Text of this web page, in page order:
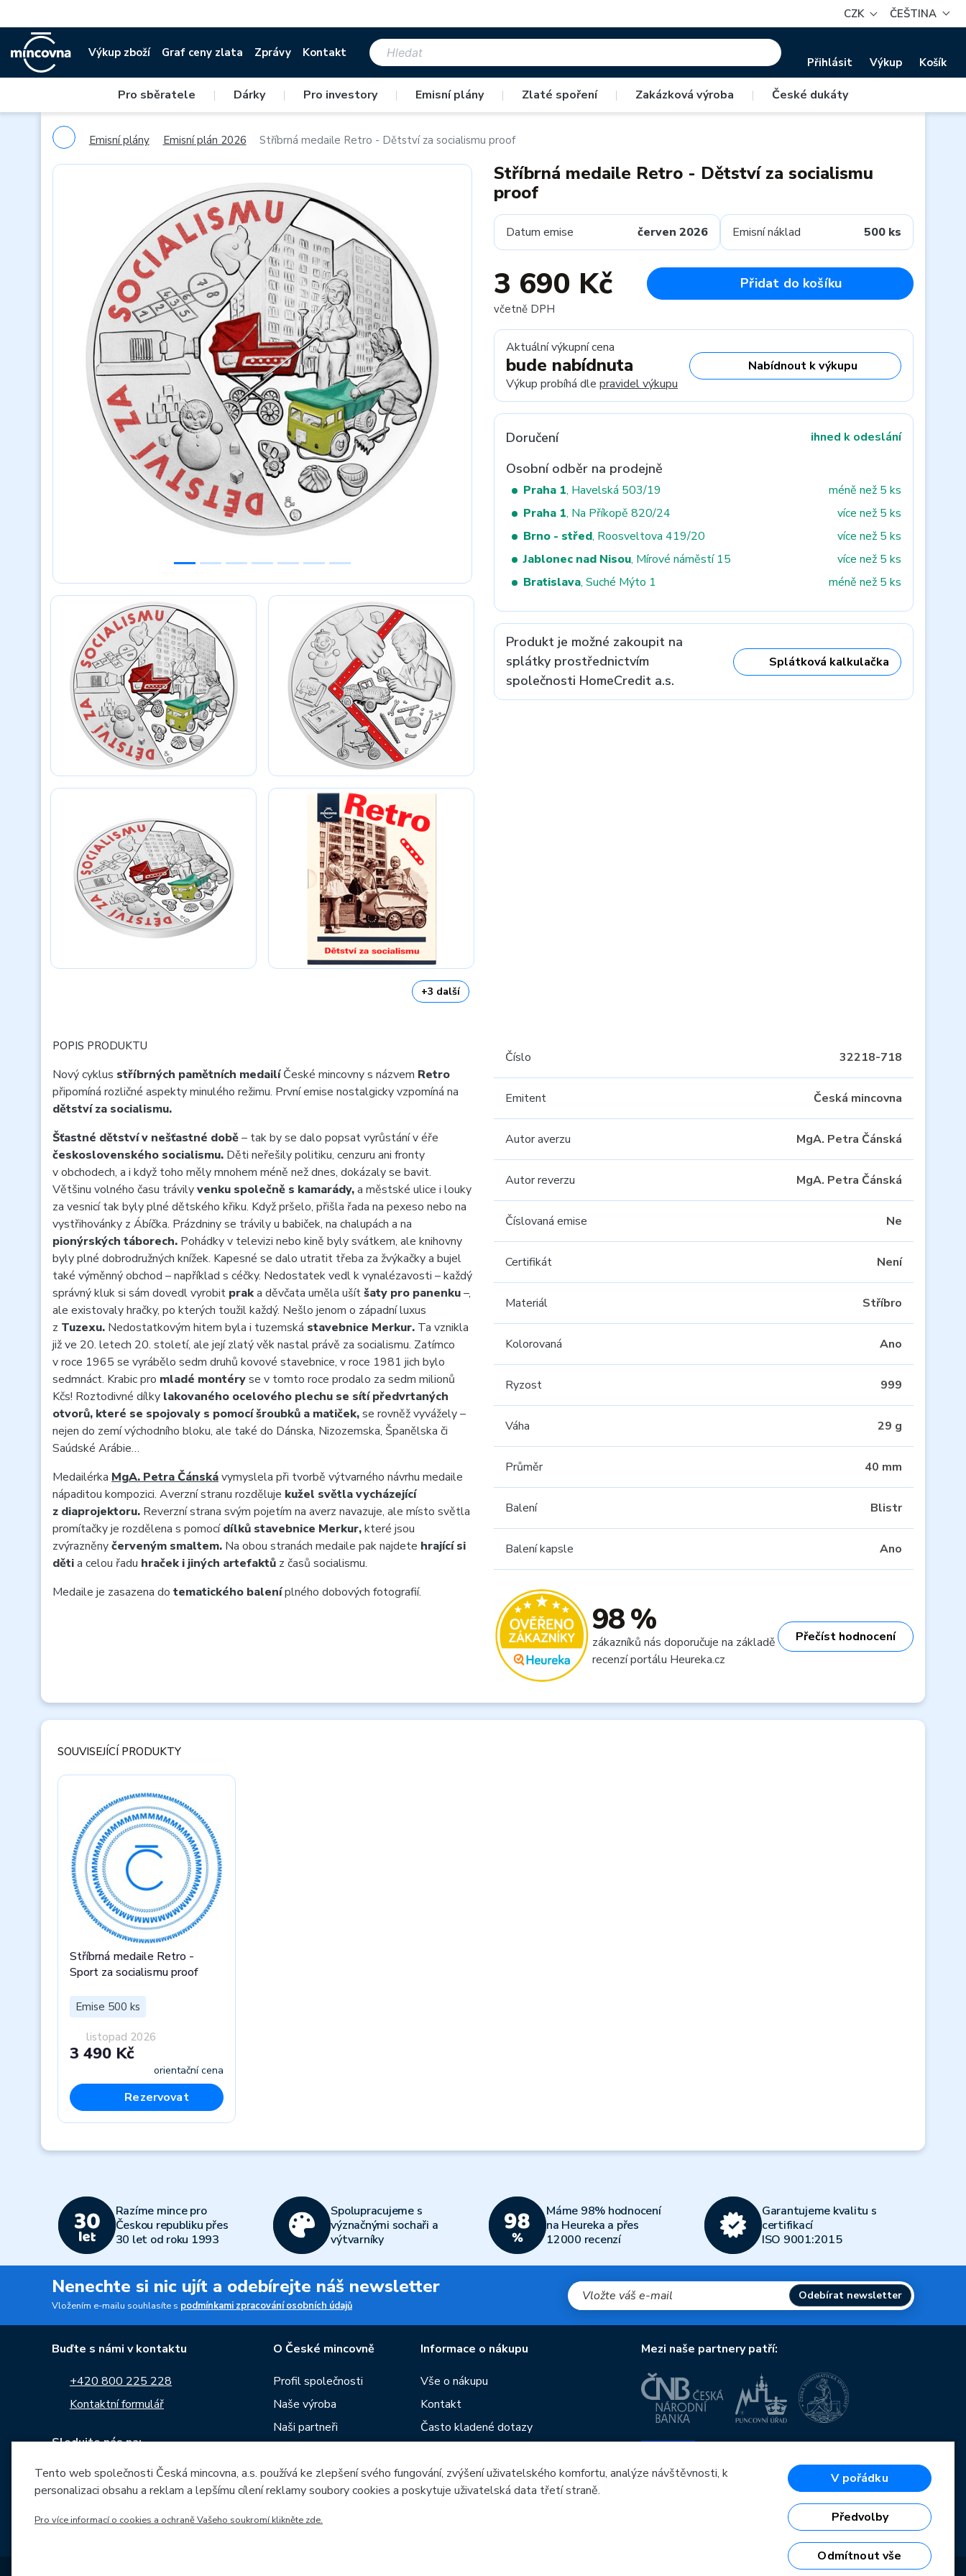
CZK ČEŠTINA
Výkup zboží Graf ceny zlata Zprávy Kontakt
Přihlásit Výkup Košík
Pro sběratele | Dárky | Pro investory | Emisní plány | Zlaté spoření | Zakázková výroba | České dukáty
Emisní plány Emisní plán 2026 Stříbrná medaile Retro - Dětství za socialismu proof
Previous
+3 další
Stříbrná medaile Retro - Dětství za socialismu
proof
Datum emise červen 2026 Emisní náklad 500 ks
3 690 Kč
včetně DPH
Přidat do košíku
Aktuální výkupní cena
bude nabídnuta
Výkup probíhá dle pravidel výkupu
Nabídnout k výkupu
Doručení ihned k odeslání
Osobní odběr na prodejně
Praha 1, Havelská 503/19
méně než 5 ks
Praha 1, Na Příkopě 820/24
více než 5 ks
Brno - střed, Roosveltova 419/20
více než 5 ks
Jablonec nad Nisou, Mírové náměstí 15
více než 5 ks
Bratislava, Suché Mýto 1 méně než 5 ks
Produkt je možné zakoupit na
splátky prostřednictvím
společnosti HomeCredit a.s.
Splátková kalkulačka
POPIS PRODUKTU
Nový cyklus stříbrných pamětních medailíČeské mincovny s názvem Retro
připomíná rozličné aspekty minulého režimu. První emise nostalgicky vzpomíná na
dětství za socialismu.
Šťastné dětství v nešťastné době– tak by se dalo popsat vyrůstání v éře
československého socialismu. Děti neřešily politiku, cenzuru ani fronty
v obchodech, a i když toho měly mnohem méně než dnes, dokázaly se bavit.
Většinu volného času trávilyvenku společně s kamarády,a městské ulice i louky
za vesnicí tak byly plné dětského křiku. Když pršelo, přišla řada na pexeso nebo na
vystřihovánky z Ábíčka. Prázdniny se trávily u babiček, na chalupách a na
pionýrských táborech. Pohádky v televizi nebo kině byly svátkem, ale knihovny
byly plné dobrodružných knížek. Kapesné se dalo utratit třeba za žvýkačky a bujel
také výměnný obchod – například s céčky. Nedostatek vedl k vynalézavosti – každý
správný kluk si sám dovedl vyrobit praka děvčata uměla ušítšaty pro panenku–,
ale existovaly hračky, po kterých toužil každý. Nešlo jenom o západní luxus
z Tuzexu. Nedostatkovým hitem byla i tuzemská stavebnice Merkur. Ta vznikla
již ve 20. letech 20. století, ale její zlatý věk nastal právě za socialismu. Zatímco
v roce 1965 se vyrábělo sedm druhů kovové stavebnice, v roce 1981 jich bylo
sedmnáct. Krabic pro mladé montéryse v tomto roce prodalo za sedm milionů
Kčs! Roztodivné dílky lakovaného ocelového plechu se sítí předvrtaných
otvorů, které se spojovaly s pomocí šroubků a matiček,se rovněž vyvážely –
nejen do zemí východního bloku, ale také do Dánska, Nizozemska, Španělska či
Saúdské Arábie…
Medailérka MgA. Petra Čánskávymyslela při tvorbě výtvarného návrhu medaile
nápaditou kompozici. Averzní stranu rozděluje kužel světla vycházející
z diaprojektoru. Reverzní strana svým pojetím na averz navazuje, ale místo světla
promítačky je rozdělena s pomocídílků stavebnice Merkur,které jsou
zvýrazněnyčerveným smaltem. Na obou stranách medaile pak najdete hrající si
dětia celou řadu hraček i jiných artefaktů z časů socialismu.
Medaile je zasazena do tematického baleníplného dobových fotografií.
Číslo 32218-718
Emitent Česká mincovna
Autor averzu MgA. Petra Čánská
Autor reverzu MgA. Petra Čánská
Číslovaná emise Ne
Certifikát Není
Materiál Stříbro
Kolorovaná Ano
Ryzost 999
Váha 29 g
Průměr 40 mm
Balení Blistr
Balení kapsle Ano
98 %
zákazníků nás doporučuje na základě
recenzí portálu Heureka.cz
Přečíst hodnocení
SOUVISEJÍCÍ PRODUKTY
Stříbrná medaile Retro -
Sport za socialismu proof
Emise 500 ks
listopad 2026
3 490 Kč
orientační cena
Rezervovat
Razíme mince pro
Českou republiku přes
30 let od roku 1993
Spolupracujeme s
význačnými sochaři a
výtvarníky
Máme 98% hodnocení
na Heureka a přes
12000 recenzí
Garantujeme kvalitu s
certifikací
ISO 9001:2015
Nenechte si nic ujít a odebírejte náš newsletter
Vložením e-mailu souhlasíte s podmínkami zpracování osobních údajů
Odebírat newsletter
Buďte s námi v kontaktu
+420 800 225 228
Kontaktní formulář
Sledujte nás na:
O České mincovně
Profil společnosti
Naše výroba
Naši partneři
Zprávy
Ke stažení
Archiv ražeb
Informace o nákupu
Vše o nákupu
Kontakt
Často kladené dotazy
Prodejny České mincovny
Rádce
Mezi naše partnery patří:
OP Podnikání a inovace pro konkurenceschopnost
Evropský fond pro regionální rozvoj
Investice do vaší budoucnosti
Tento web společnosti Česká mincovna, a.s. používá ke zlepšení svého fungování, zvýšení uživatelského komfortu, analýze návštěvnosti, k
personalizaci obsahu a reklam a lepšímu cílení reklamy soubory cookies a poskytuje uživatelská data třetí straně.
Pro více informací o cookies a ochraně Vašeho soukromí klikněte zde.
V pořádku
Předvolby
Odmítnout vše